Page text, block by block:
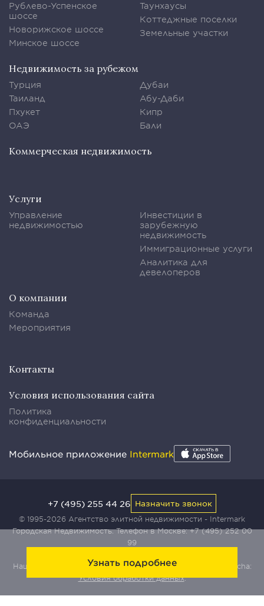
Узнать подробнее
Рублево-Успенское
шоссе
Новорижское шоссе
Минское шоссе
Таунхаусы
Коттеджные поселки
Земельные участки
Недвижимость за рубежом
Турция
Таиланд
Пхукет
ОАЭ
Дубаи
Абу-Даби
Кипр
Бали
Коммерческая недвижимость
Услуги
Управление
недвижимостью
Инвестиции в
зарубежную
недвижимость
Иммиграционные услуги
Аналитика для
девелоперов
О компании
Команда
Мероприятия
Контакты
Условия использования сайта
Политика
конфиденциальности
Мобильное приложение Intermark
© 1995-2026 Агентство элитной недвижимости - Intermark
Городская Недвижимость. Телефон в Москве:+7 (495) 252 00
99
Наш сайт защищен с помощью сервиса Yandex SmartCaptcha:
Условия обработки данных.
+7 (495) 255 44 26 Назначить звонок